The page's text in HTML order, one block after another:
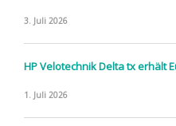
3. Juli 2026
HP Velotechnik Delta tx erhält
1. Juli 2026